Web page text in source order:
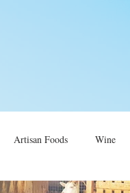
Artisan Foods Wine